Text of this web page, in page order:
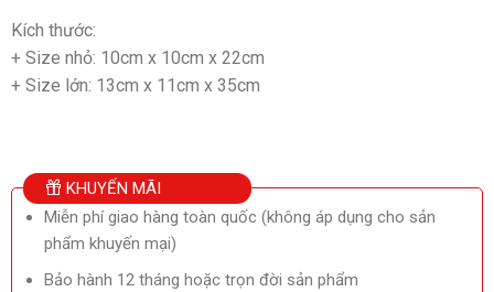
Kích thước:
+ Size nhỏ: 10cm x 10cm x 22cm
+ Size lớn: 13cm x 11cm x 35cm
KHUYẾN MÃI
Miễn phí giao hàng toàn quốc (không áp dụng cho sản
phẩm khuyến mại)
Bảo hành 12 tháng hoặc trọn đời sản phẩm